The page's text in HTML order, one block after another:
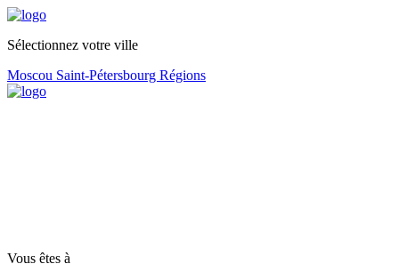
Sélectionnez votre ville
Moscou Saint-Pétersbourg Régions
Vous êtes à